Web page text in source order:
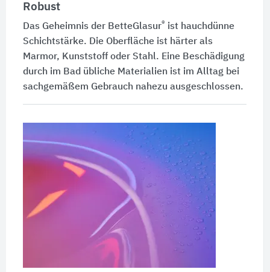
Robust
Das Geheimnis der BetteGlasur® ist hauchdünne
Schichtstärke. Die Oberfläche ist härter als
Marmor, Kunststoff oder Stahl. Eine Beschädigung
durch im Bad übliche Materialien ist im Alltag bei
sachgemäßem Gebrauch nahezu ausgeschlossen.